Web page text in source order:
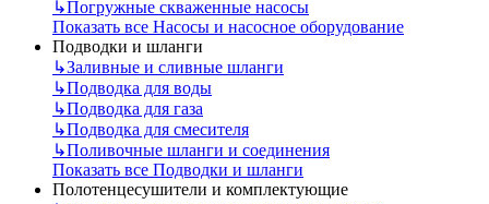
↳Погружные скваженные насосы
Показать все Насосы и насосное оборудование
Подводки и шланги
↳Заливные и сливные шланги
↳Подводка для воды
↳Подводка для газа
↳Подводка для смесителя
↳Поливочные шланги и соединения
Показать все Подводки и шланги
Полотенцесушители и комплектующие